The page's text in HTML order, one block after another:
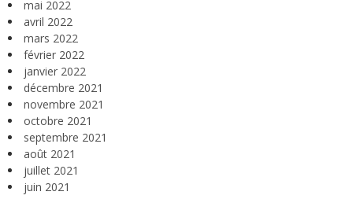
mai 2022
avril 2022
mars 2022
février 2022
janvier 2022
décembre 2021
novembre 2021
octobre 2021
septembre 2021
août 2021
juillet 2021
juin 2021